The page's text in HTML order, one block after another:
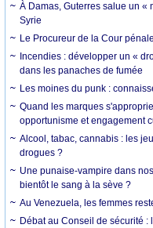
À Damas, Guterres salue un
Syrie
Le Procureur de la Cour
Incendies : développer un «
dans les panaches de fumée
Les moines du punk :
Quand les marques
opportunisme et engagement
Alcool, tabac, cannabis : les
drogues ?
Une punaise-vampire dans
bientôt le sang à la sève ?
Au Venezuela, les femmes
Débat au Conseil de sécurité